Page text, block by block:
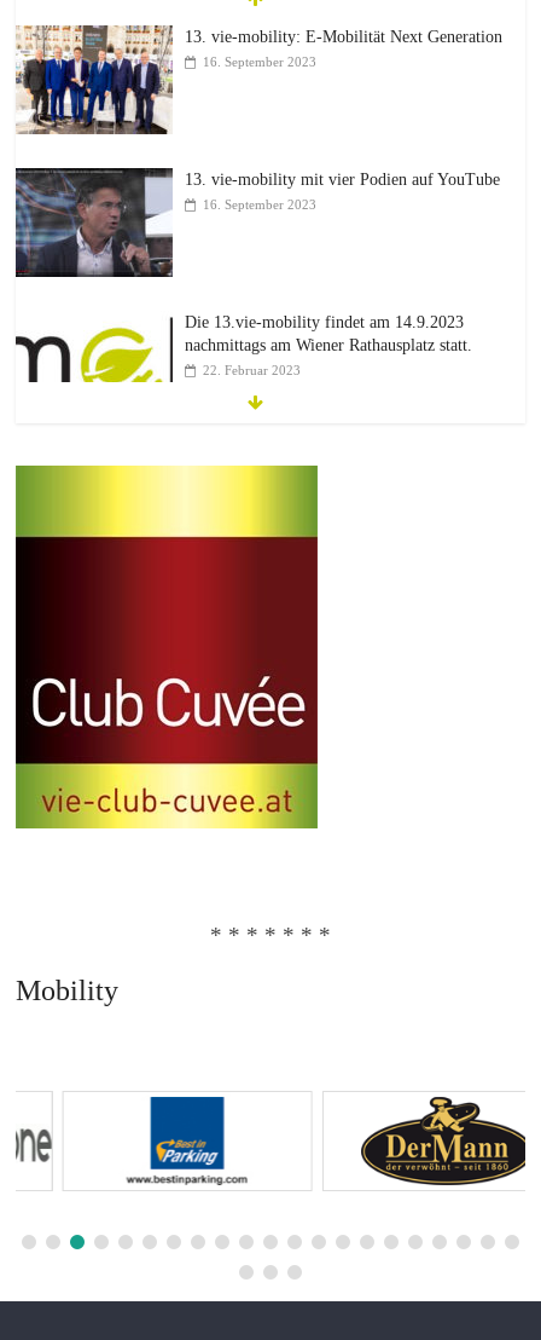
13. vie-mobility: E-Mobilität Next Generation
16. September 2023
13. vie-mobility mit vier Podien auf YouTube
16. September 2023
Die 13.vie-mobility findet am 14.9.2023
nachmittags am Wiener Rathausplatz statt.
22. Februar 2023
12.vie-mobility: Der Zukunft verpflichtet
26. September 2023
* * * * * * *
Mobility